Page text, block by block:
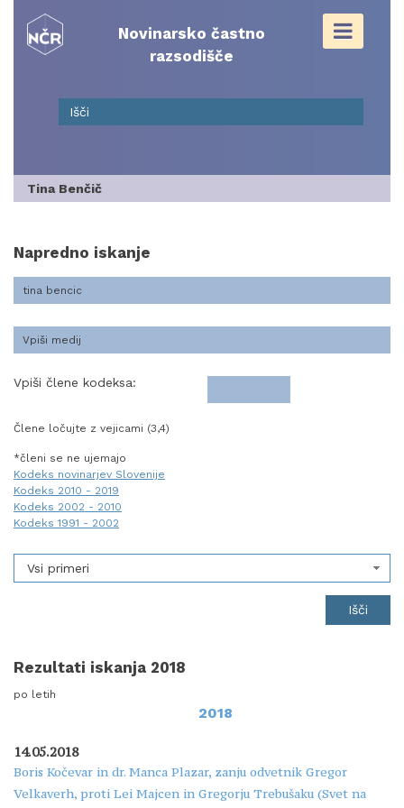
content
Novinarsko častno
razsodišče
Tina Benčič
Napredno iskanje
Vpiši člene kodeksa:
Člene ločujte z vejicami (3,4)
*členi se ne ujemajo
Kodeks novinarjev Slovenije
Kodeks 2010 - 2019
Kodeks 2002 - 2010
Kodeks 1991 - 2002
Vsi primeri
Rezultati iskanja 2018
po letih
2018
14.05.2018
Boris Kočevar in dr. Manca Plazar, zanju odvetnik Gregor
Velkaverh, proti Lei Majcen in Gregorju Trebušaku (Svet na